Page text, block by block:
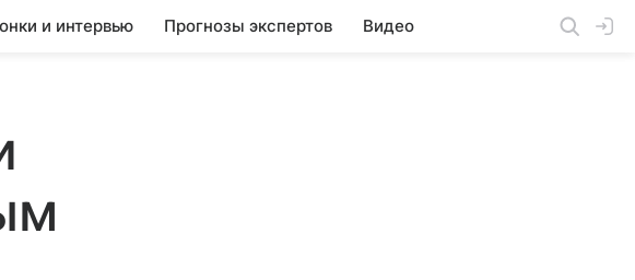
и интервью Прогнозы экспертов Видео